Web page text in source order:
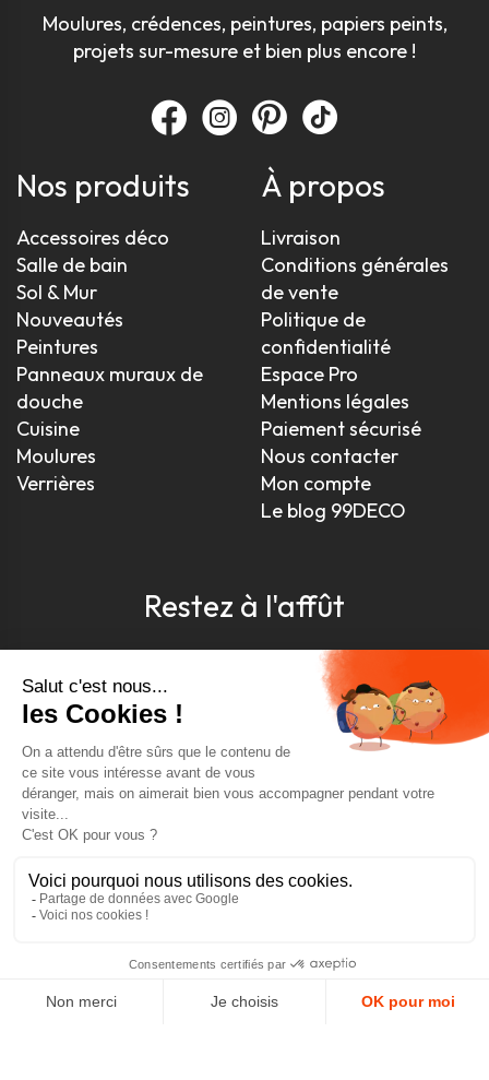
Moulures, crédences, peintures, papiers peints,
projets sur-mesure et bien plus encore !
Nos produits
Accessoires déco
Salle de bain
Sol & Mur
Nouveautés
Peintures
Panneaux muraux de
douche
Cuisine
Moulures
Verrières
À propos
Livraison
Conditions générales
de vente
Politique de
confidentialité
Espace Pro
Mentions légales
Paiement sécurisé
Nous contacter
Mon compte
Le blog 99DECO
Restez à l'affût
Pour être toujours au courant, inscrivez-vous à
notre newsletter
J'accepte les conditions générales et la politique de
AVIS VÉRIFIÉS